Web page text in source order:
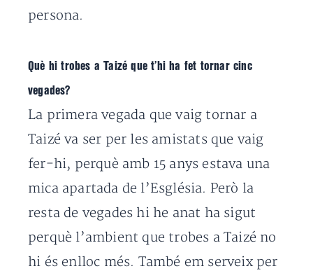
persona.
Què hi trobes a Taizé que t’hi ha fet tornar cinc
vegades?
La primera vegada que vaig tornar a
Taizé va ser per les amistats que vaig
fer-hi, perquè amb 15 anys estava una
mica apartada de l’Església. Però la
resta de vegades hi he anat ha sigut
perquè l’ambient que trobes a Taizé no
hi és enlloc més. També em serveix per